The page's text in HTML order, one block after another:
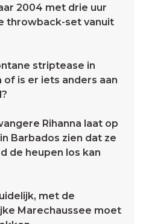
2004 met drie uur
throwback-set vanuit
striptease in
of is er iets anders aan
Rihanna laat op
Barbados zien dat ze
de heupen los kan
met de
Marechaussee moet